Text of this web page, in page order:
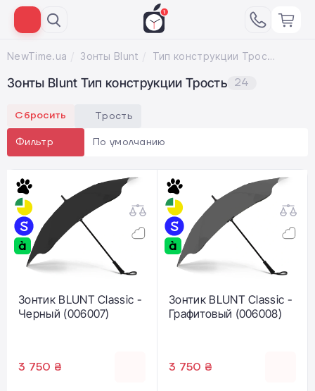
NewTime.ua Зонты Blunt Тип конструкции Трость
Зонты Blunt Тип конструкции Трость 24
Сбросить Трость
Фильтр По умолчанию
Зонтик BLUNT Classic -
Черный (006007)
3 750 ₴
Зонтик BLUNT Classic -
Графитовый (006008)
3 750 ₴